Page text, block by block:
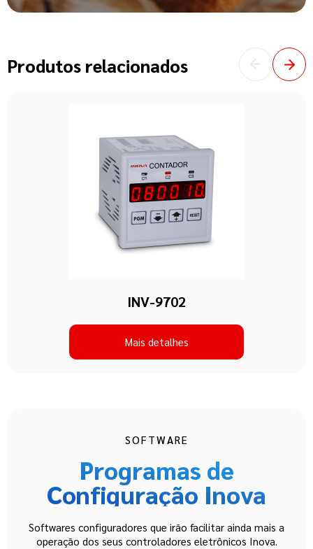
Produtos relacionados
INV-9702
Mais detalhes
SOFTWARE
Programas de
Configuração Inova
Softwares configuradores que irão facilitar ainda mais a
operação dos seus controladores eletrônicos Inova.